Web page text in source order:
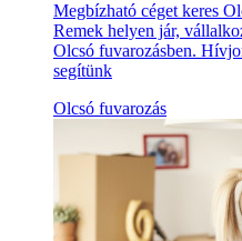
Megbízható céget keres
Remek helyen jár,
Olcsó fuvarozásben.
segítünk
Olcsó fuvarozás